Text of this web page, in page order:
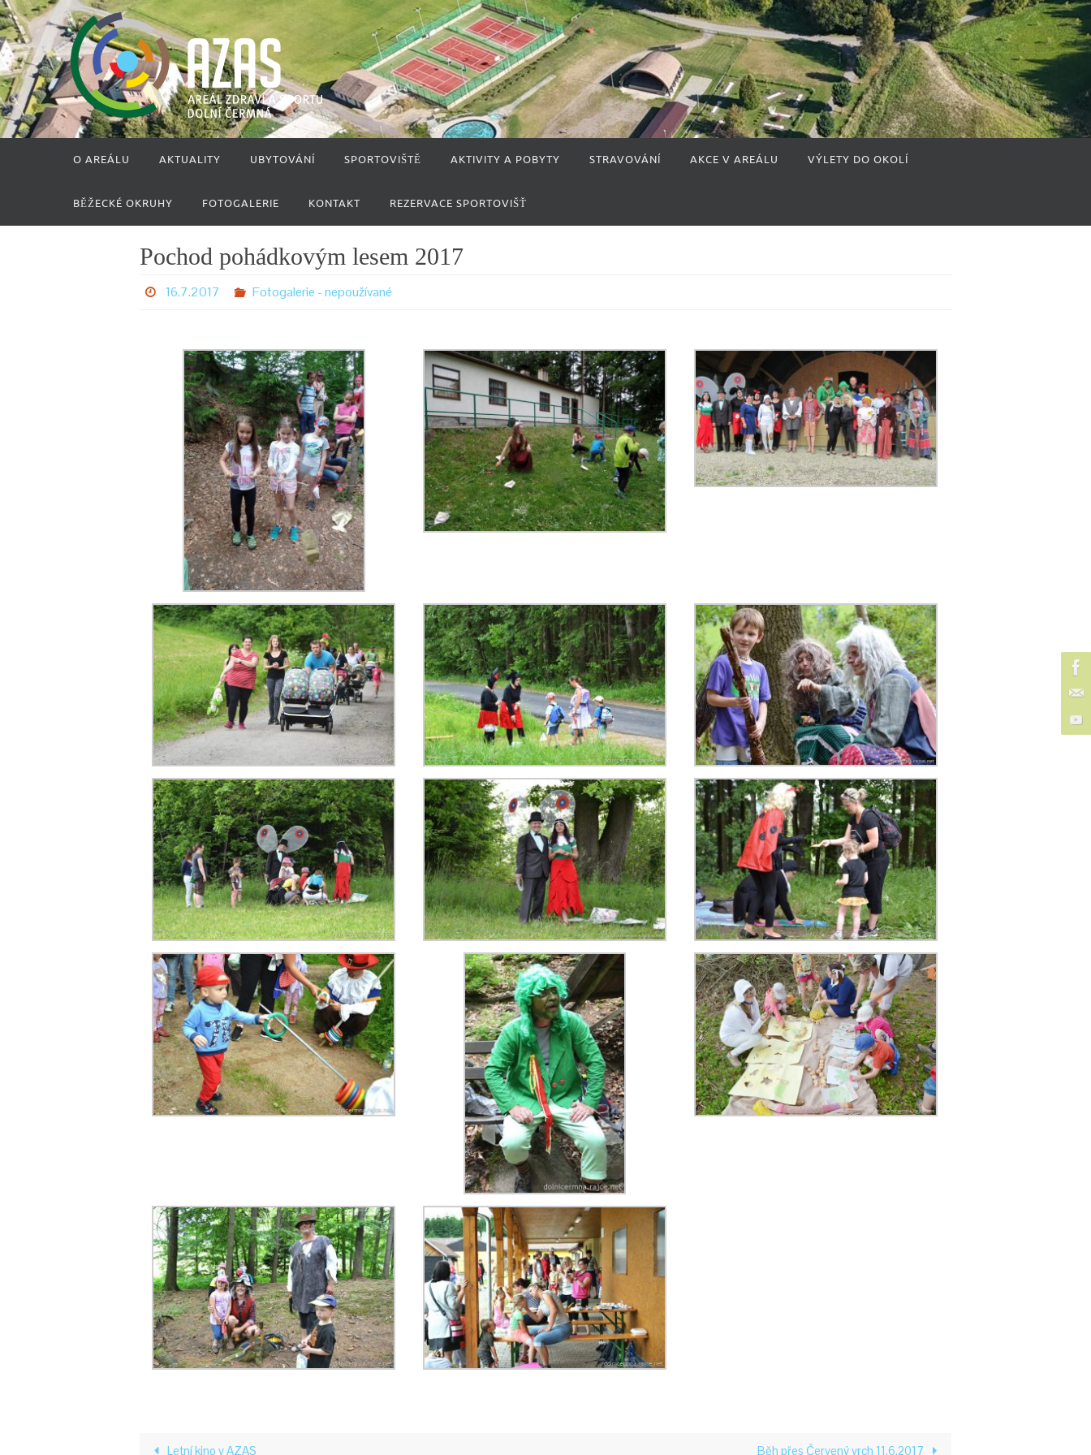
Přeskočit
na
obsah
O AREÁLU AKTUALITY UBYTOVÁNÍ SPORTOVIŠTĚ AKTIVITY A POBYTY STRAVOVÁNÍ AKCE V AREÁLU VÝLETY DO OKOLÍ
BĚŽECKÉ OKRUHY FOTOGALERIE KONTAKT REZERVACE SPORTOVIŠŤ
Pochod pohádkovým lesem 2017
16.7.2017 Fotogalerie - nepoužívané
Letní kino v AZAS Běh přes Červený vrch 11.6.2017